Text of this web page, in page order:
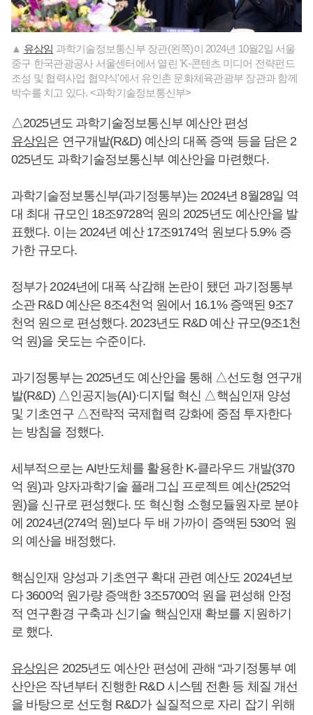
▲ 유상임 과학기술정보통신부 장관(왼쪽)이 2024년 10월2일 서울
중구 한국관광공사 서울센터에서 열린 'K-콘텐츠 미디어 전략펀드
조성 및 협력사업 협약식'에서 유인촌 문화체육관광부 장관과 함께
박수를 치고 있다. <과학기술정보통신부>
△2025년도 과학기술정보통신부 예산안 편성
유상임은 연구개발(R&D) 예산의 대폭 증액 등을 담은 2
025년도 과학기술정보통신부 예산안을 마련했다.
과학기술정보통신부(과기정통부)는 2024년 8월28일 역
대 최대 규모인 18조9728억 원의 2025년도 예산안을 발
표했다. 이는 2024년 예산 17조9174억 원보다 5.9% 증
가한 규모다.
정부가 2024년에 대폭 삭감해 논란이 됐던 과기정통부
소관 R&D 예산은 8조4천억 원에서 16.1% 증액된 9조7
천억 원으로 편성했다. 2023년도 R&D 예산 규모(9조1천
억 원)을 웃도는 수준이다.
과기정통부는 2025년도 예산안을 통해 △선도형 연구개
발(R&D) △인공지능(AI)·디지털 혁신 △핵심인재 양성
및 기초연구 △전략적 국제협력 강화에 중점 투자한다
는 방침을 정했다.
세부적으로는 AI반도체를 활용한 K-클라우드 개발(370
억 원)과 양자과학기술 플래그십 프로젝트 예산(252억
원)을 신규로 편성했다. 또 혁신형 소형모듈원자로 분야
에 2024년(274억 원)보다 두 배 가까이 증액된 530억 원
의 예산을 배정했다.
핵심인재 양성과 기초연구 확대 관련 예산도 2024년보
다 3600억 원가량 증액한 3조5700억 원을 편성해 안정
적 연구환경 구축과 신기술 핵심인재 확보를 지원하기
로 했다.
유상임은 2025년도 예산안 편성에 관해 “과기정통부 예
산안은 작년부터 진행한 R&D 시스템 전환 등 체질 개선
을 바탕으로 선도형 R&D가 실질적으로 자리 잡기 위해